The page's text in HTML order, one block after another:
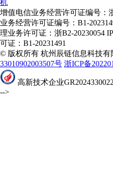
机
增值电信业务经营许可证编号：
业务经营许可证编号：B1-
理业务许可证：浙B2-20230054
可证：B1-20231491
© 版权所有 杭州辰链信息科技有
33010902003507号 浙ICP备
高新技术企业
-->